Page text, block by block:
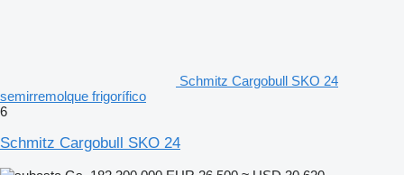
Schmitz Cargobull SKO 24
semirremolque frigorífico
6
Schmitz Cargobull SKO 24